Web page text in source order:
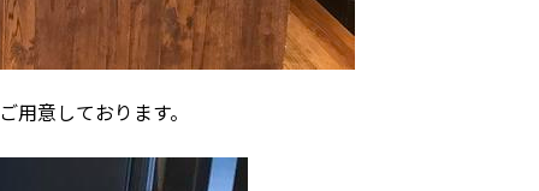
意しております。